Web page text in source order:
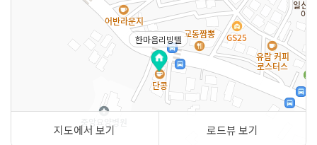
한마음리빙텔
지도에서 보기 로드뷰 보기